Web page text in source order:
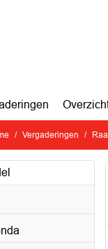
Vergaderingen